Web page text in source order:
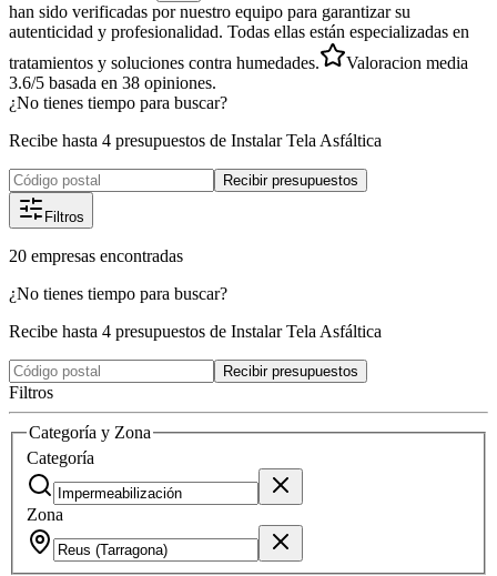
han sido verificadas por nuestro equipo para garantizar su
autenticidad y profesionalidad. Todas ellas están especializadas en
tratamientos y soluciones contra humedades.
Valoracion media
3.6/5 basada en 38 opiniones.
¿No tienes tiempo para buscar?
Recibe hasta 4 presupuestos de Instalar Tela Asfáltica
Recibir presupuestos
Filtros
20 empresas encontradas
¿No tienes tiempo para buscar?
Recibe hasta 4 presupuestos de Instalar Tela Asfáltica
Recibir presupuestos
Filtros
Categoría y Zona
Categoría
Zona